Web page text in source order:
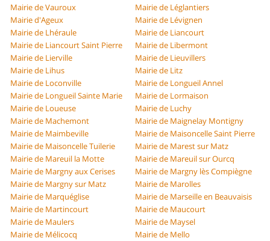
Mairie de Vauroux
Mairie de Léglantiers
Mairie d'Ageux
Mairie de Lévignen
Mairie de Lhéraule
Mairie de Liancourt
Mairie de Liancourt Saint Pierre
Mairie de Libermont
Mairie de Lierville
Mairie de Lieuvillers
Mairie de Lihus
Mairie de Litz
Mairie de Loconville
Mairie de Longueil Annel
Mairie de Longueil Sainte Marie
Mairie de Lormaison
Mairie de Loueuse
Mairie de Luchy
Mairie de Machemont
Mairie de Maignelay Montigny
Mairie de Maimbeville
Mairie de Maisoncelle Saint Pierre
Mairie de Maisoncelle Tuilerie
Mairie de Marest sur Matz
Mairie de Mareuil la Motte
Mairie de Mareuil sur Ourcq
Mairie de Margny aux Cerises
Mairie de Margny lès Compiègne
Mairie de Margny sur Matz
Mairie de Marolles
Mairie de Marquéglise
Mairie de Marseille en Beauvaisis
Mairie de Martincourt
Mairie de Maucourt
Mairie de Maulers
Mairie de Maysel
Mairie de Mélicocq
Mairie de Mello